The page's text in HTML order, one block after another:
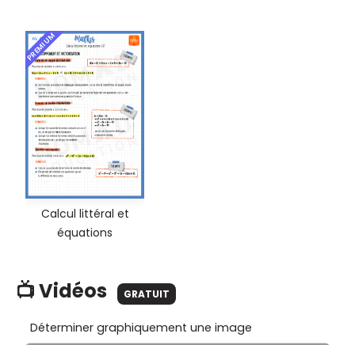
PREMIUM
Calcul littéral et
équations
📺 Vidéos GRATUIT
Déterminer graphiquement une image